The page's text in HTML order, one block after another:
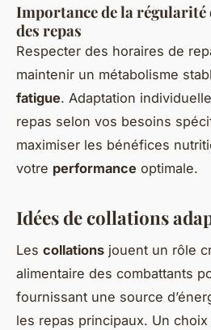
Importance de la régularité
des repas
Respecter des horaires de
maintenir un métabolisme
fatigue. Adaptation
repas selon vos besoins
maximiser les bénéfices
votre performance optimale.
Idées de collations
Les collations jouent un rôle
alimentaire des combattants
fournissant une source
les repas principaux. Un